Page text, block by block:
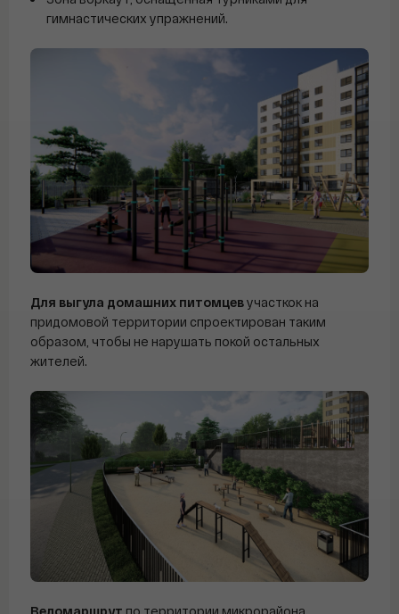
гимнастических упражнений.
Для выгула домашних питомцевучасткок на
придомовой территории спроектирован таким
образом, чтобы не нарушать покой остальных
жителей.
Веломаршрут по территории микрорайона